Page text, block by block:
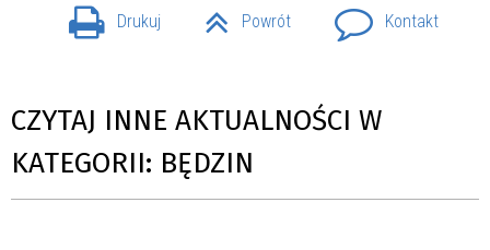
Drukuj Powrót Kontakt
CZYTAJ INNE AKTUALNOŚCI W
KATEGORII: BĘDZIN